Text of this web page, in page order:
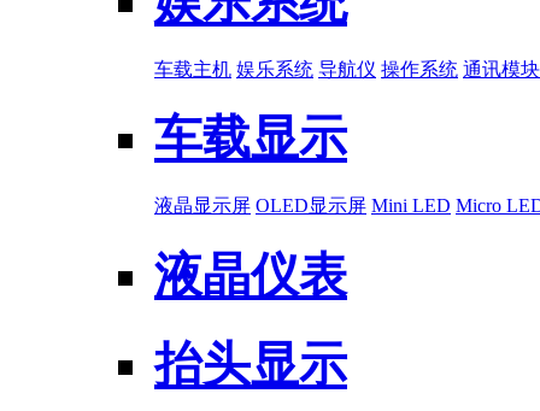
车载主机 娱乐系统 导航仪 操作系统 通讯模块
车载显示
液晶显示屏 OLED显示屏 Mini LED Micro
液晶仪表
抬头显示